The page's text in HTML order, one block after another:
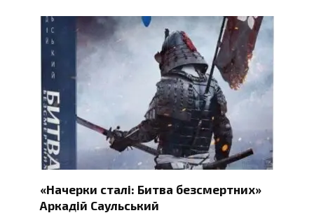
«Начерки сталі: Битва безсмертних»
Аркадій Саульський